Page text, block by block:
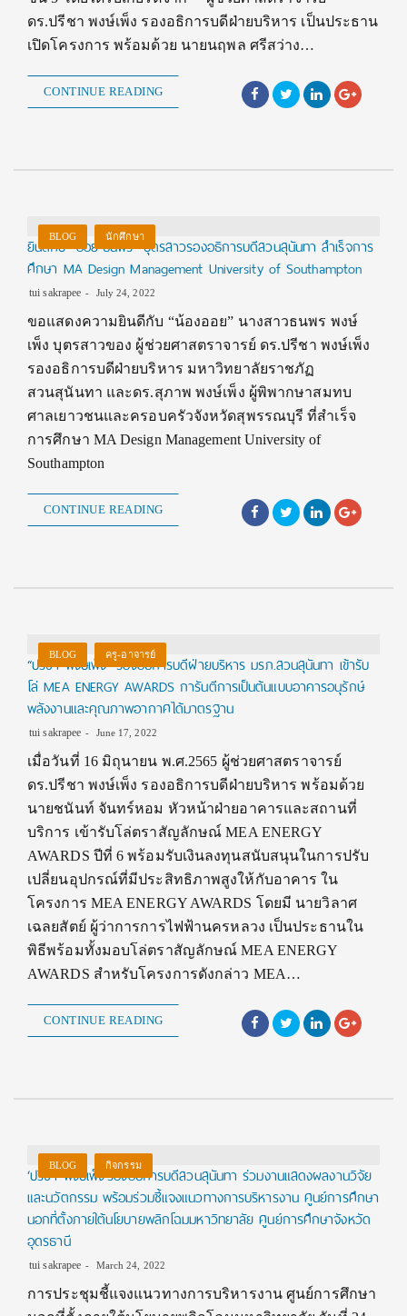
ดร.ปรีชา พงษ์เพ็ง รองอธิการบดีฝ่ายบริหาร เป็นประธาน
เปิดโครงการ พร้อมด้วย นายนฤพล ศรีสว่าง…
CONTINUE READING
BLOG นักศึกษา
ยินดีกับ “ออย-ธนพร” บุตรสาวรองอธิการบดีสวนสุนันทา สำเร็จการ
ศึกษา MA Design Management University of Southampton
tui sakrapee July 24, 2022
ขอแสดงความยินดีกับ “น้องออย” นางสาวธนพร พงษ์
เพ็ง บุตรสาวของ ผู้ช่วยศาสตราจารย์ ดร.ปรีชา พงษ์เพ็ง
รองอธิการบดีฝ่ายบริหาร มหาวิทยาลัยราชภัฏ
สวนสุนันทา และดร.สุภาพ พงษ์เพ็ง ผู้พิพากษาสมทบ
ศาลเยาวชนและครอบครัวจังหวัดสุพรรณบุรี ที่สำเร็จ
การศึกษา MA Design Management University of
Southampton
CONTINUE READING
BLOG ครู-อาจารย์
“ปรีชา พงษ์เพ็ง” รองอธิการบดีฝ่ายบริหาร มรภ.สวนสุนันทา เข้ารับ
โล่ MEA ENERGY AWARDS การันตีการเป็นต้นแบบอาคารอนุรักษ์
พลังงานและคุณภาพอากาศได้มาตรฐาน
tui sakrapee June 17, 2022
เมื่อวันที่ 16 มิถุนายน พ.ศ.2565 ผู้ช่วยศาสตราจารย์
ดร.ปรีชา พงษ์เพ็ง รองอธิการบดีฝ่ายบริหาร พร้อมด้วย
นายชนันท์ จันทร์หอม หัวหน้าฝ่ายอาคารและสถานที่
บริการ เข้ารับโล่ตราสัญลักษณ์ MEA ENERGY
AWARDS ปีที่ 6 พร้อมรับเงินลงทุนสนับสนุนในการปรับ
เปลี่ยนอุปกรณ์ที่มีประสิทธิภาพสูงให้กับอาคาร ใน
โครงการ MEA ENERGY AWARDS โดยมี นายวิลาศ
เฉลยสัตย์ ผู้ว่าการการไฟฟ้านครหลวง เป็นประธานใน
พิธีพร้อมทั้งมอบโล่ตราสัญลักษณ์ MEA ENERGY
AWARDS สำหรับโครงการดังกล่าว MEA…
CONTINUE READING
BLOG กิจกรรม
‘ปรีชา พงษ์เพ็ง’รองอธิการบดีสวนสุนันทา ร่วมงานแสดงผลงานวิจัย
และนวัตกรรม พร้อมร่วมชี้แจงแนวทางการบริหารงาน ศูนย์การศึกษา
นอกที่ตั้งภายใต้นโยบายพลิกโฉมมหาวิทยาลัย ศูนย์การศึกษาจังหวัด
อุดรธานี
tui sakrapee March 24, 2022
การประชุมชี้แจงแนวทางการบริหารงาน ศูนย์การศึกษา